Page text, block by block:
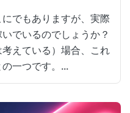
でもありますが、実際
でいるのでしょうか？
えている）場合、これ
一つです。...